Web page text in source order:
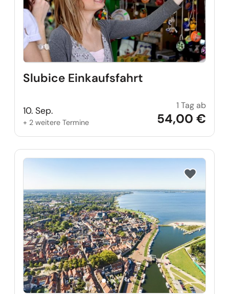
Slubice Einkaufsfahrt
10. Sep.
+ 2 weitere Termine
1 Tag ab
54,00 €
Reise auf